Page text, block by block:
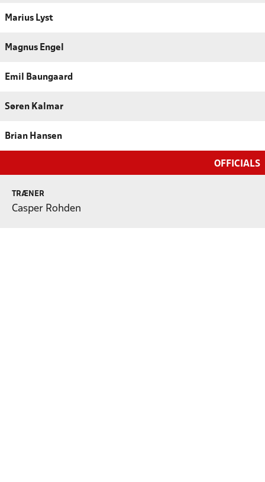
Marius Lyst
Magnus Engel
Emil Baungaard
Søren Kalmar
Brian Hansen
OFFICIALS
TRÆNER
Casper Rohden